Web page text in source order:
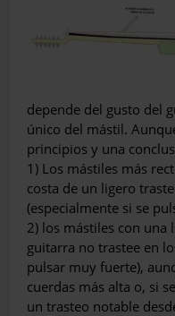
depende del gusto del
único del mástil.
principios y una
1) Los mástiles más
costa de un ligero
(especialmente si se
2) los mástiles con una
guitarra no trastee en
pulsar muy fuerte),
cuerdas más alta o, si
un trasteo notable